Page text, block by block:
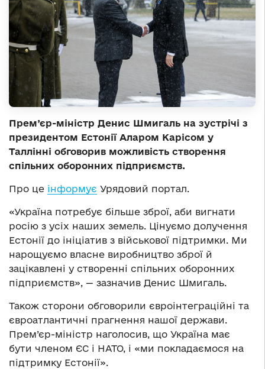
Прем’єр-міністр Денис Шмигаль на зустрічі з
президентом Естонії Аларом Карісом у
Таллінні обговорив можливість створення
спільних оборонних підприємств.
Про це інформує Урядовий портал.
«Україна потребує більше зброї, аби вигнати
росію з усіх наших земель. Цінуємо долучення
Естонії до ініціатив з військової підтримки. Ми
нарощуємо власне виробництво зброї й
зацікавлені у створенні спільних оборонних
підприємств», — зазначив Денис Шмигаль.
Також сторони обговорили євроінтеграційні та
євроатлантичні прагнення нашої держави.
Прем’єр-міністр наголосив, що Україна має
бути членом ЄС і НАТО, і «ми покладаємося на
підтримку Естонії».